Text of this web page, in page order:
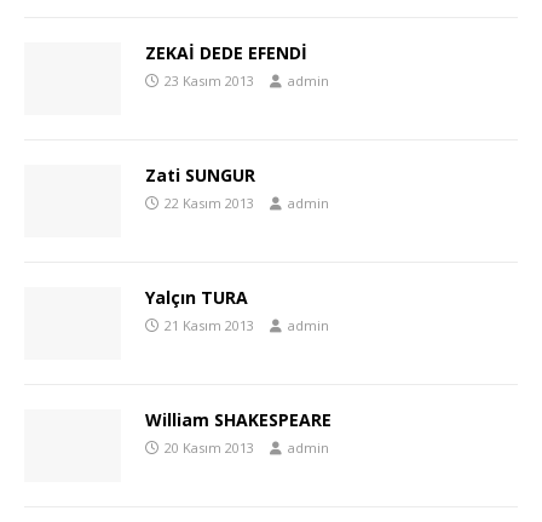
ZEKAİ DEDE EFENDİ
23 Kasım 2013 admin
Zati SUNGUR
22 Kasım 2013 admin
Yalçın TURA
21 Kasım 2013 admin
William SHAKESPEARE
20 Kasım 2013 admin